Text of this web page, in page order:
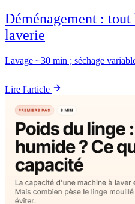
Déménagement :
laverie
Lavage ~30 min ; séchage
Lire l'article